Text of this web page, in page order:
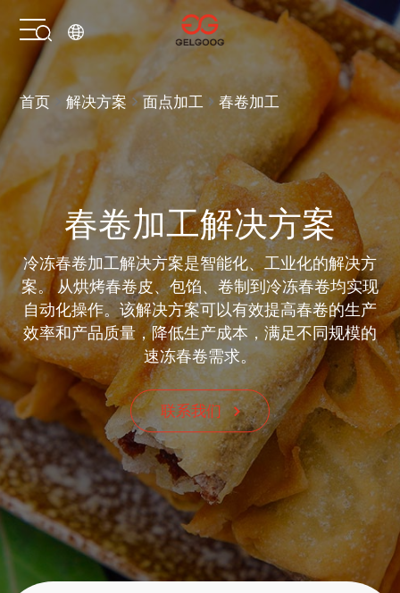
首页
产品中心
服务支持
关于我们
联系我们
首页 解决方案 面点加工 春卷加工
春卷加工解决方案
冷冻春卷加工解决方案是智能化、工业化的解决方
案。 从烘烤春卷皮、包馅、卷制到冷冻春卷均实现
自动化操作。该解决方案可以有效提高春卷的生产
效率和产品质量，降低生产成本，满足不同规模的
速冻春卷需求。
联系我们